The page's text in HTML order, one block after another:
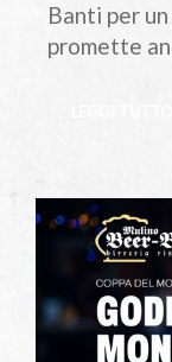
Banti per
promette